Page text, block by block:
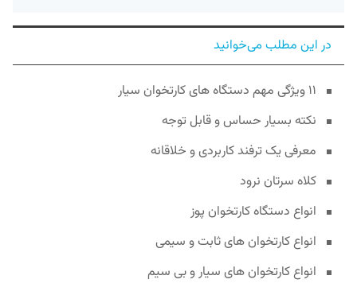
در این مطلب می‌خوانید
۱۱ ویژگی مهم دستگاه های کارتخوان سیار
نکته بسیار حساس و قابل توجه
معرفی یک ترفند کاربردی و خلاقانه
کلاه سرتان نرود
انواع دستگاه کارتخوان پوز
انواع کارتخوان های ثابت و سیمی
انواع کارتخوان های سیار و بی سیم